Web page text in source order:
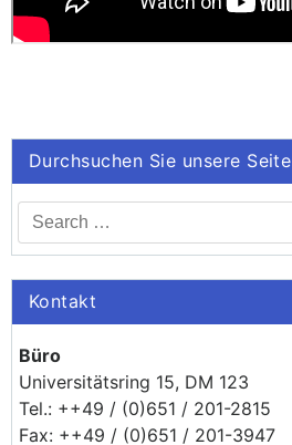
Durchsuchen Sie unsere Seite
Kontakt
Büro
Universitätsring 15, DM 123
Tel.: ++49 / (0)651 / 201-2815
Fax: ++49 / (0)651 / 201-3947